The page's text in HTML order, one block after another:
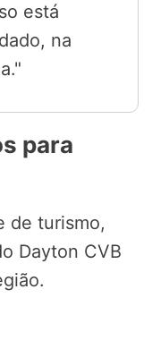
está
na
para
de turismo,
Dayton CVB